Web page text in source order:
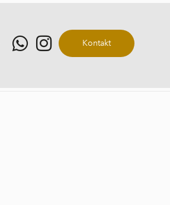
Kontakt